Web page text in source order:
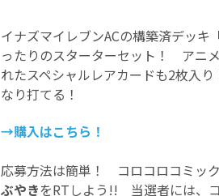
イナズマイレブンACの構築済デッ
ったりのスターターセット！ アニ
れたスペシャルレアカードも2枚入
なり打てる！
→購入はこちら！
応募方法は簡単！ コロコロコミッ
ぶやきをRTしよう!! 当選者には、